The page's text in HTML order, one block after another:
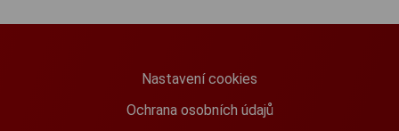
Nastavení cookies
Ochrana osobních údajů